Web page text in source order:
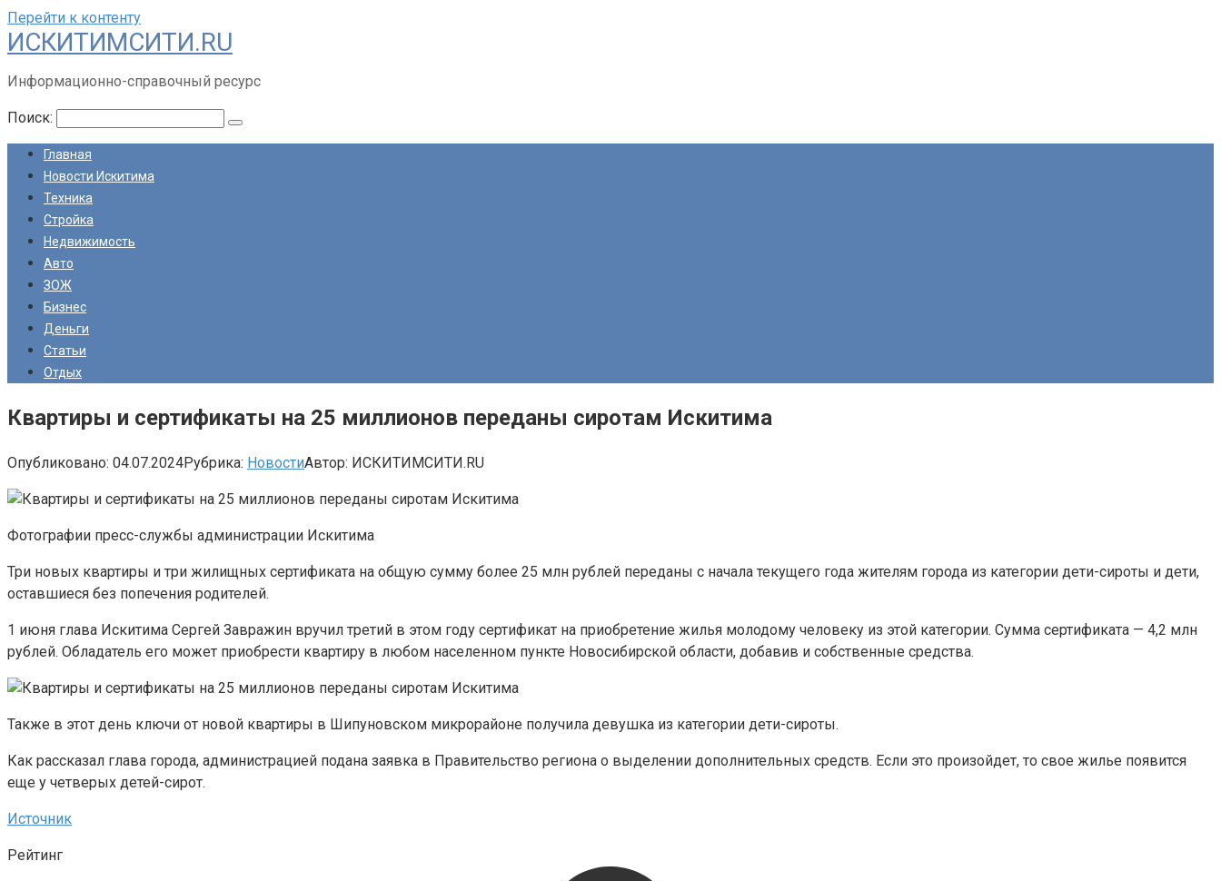
Перейти к контенту
ИСКИТИМСИТИ.RU
Информационно-справочный ресурс
Поиск:
Главная
Новости Искитима
Техника
Стройка
Недвижимость
Авто
ЗОЖ
Бизнес
Деньги
Статьи
Отдых
Квартиры и сертификаты на 25 миллионов переданы сиротам Искитима
Опубликовано: 04.07.2024Рубрика: НовостиАвтор: ИСКИТИМСИТИ.RU
Фотографии пресс-службы администрации Искитима
Три новых квартиры и три жилищных сертификата на общую сумму более 25 млн рублей переданы с начала текущего года жителям города из категории дети-сироты и дети,
оставшиеся без попечения родителей.
1 июня глава Искитима Сергей Завражин вручил третий в этом году сертификат на приобретение жилья молодому человеку из этой категории. Сумма сертификата — 4,2 млн
рублей. Обладатель его может приобрести квартиру в любом населенном пункте Новосибирской области, добавив и собственные средства.
Также в этот день ключи от новой квартиры в Шипуновском микрорайоне получила девушка из категории дети-сироты.
Как рассказал глава города, администрацией подана заявка в Правительство региона о выделении дополнительных средств. Если это произойдет, то свое жилье появится
еще у четверых детей-сирот.
Источник
Рейтинг